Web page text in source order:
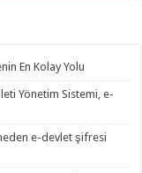
En Kolay Yolu
Yönetim Sistemi, e-
e-devlet şifresi